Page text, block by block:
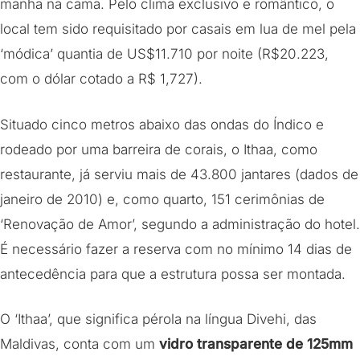
manhã na cama. Pelo clima exclusivo e romântico, o
local tem sido requisitado por casais em lua de mel pela
‘módica’ quantia de US$11.710 por noite (R$20.223,
com o dólar cotado a R$ 1,727).
Situado cinco metros abaixo das ondas do Índico e
rodeado por uma barreira de corais, o Ithaa, como
restaurante, já serviu mais de 43.800 jantares (dados de
janeiro de 2010) e, como quarto, 151 cerimônias de
‘Renovação de Amor’, segundo a administração do hotel.
É necessário fazer a reserva com no mínimo 14 dias de
antecedência para que a estrutura possa ser montada.
O ‘Ithaa’, que significa pérola na língua Divehi, das
Maldivas, conta com um vidro transparente de 125mm